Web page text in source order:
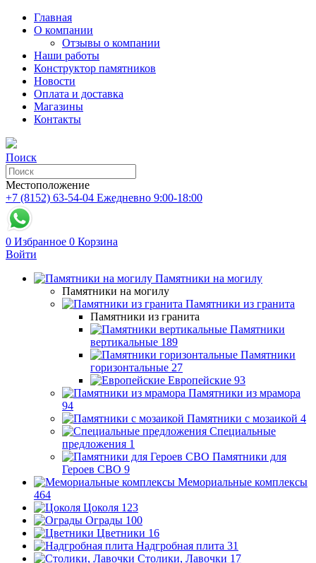
Главная
О компании
Отзывы о компании
Наши работы
Конструктор памятников
Новости
Оплата и доставка
Магазины
Контакты
Поиск
Местоположение
+7 (8152) 63-54-04 Ежедневно 9:00-18:00
0 Избранное 0 Корзина
Войти
Памятники на могилу
Памятники на могилу
Памятники из гранита
Памятники из гранита
Памятники
вертикальные 189
Памятники
горизонтальные 27
Европейские 93
Памятники из мрамора
94
Памятники с мозаикой 4
Специальные
предложения 1
Памятники для
Героев СВО 9
Мемориальные комплексы
464
Цоколя 123
Ограды 100
Цветники 16
Надгробная плита 31
Столики, Лавочки 17